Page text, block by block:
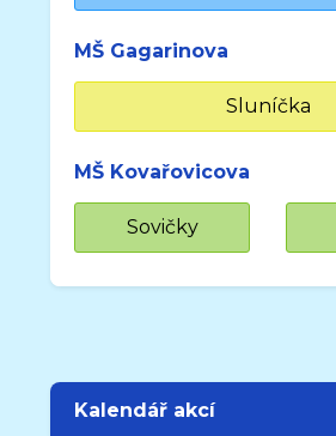
MŠ Gagarinova
Sluníčka
MŠ Kovařovicova
Sovičky
Kalendář akcí